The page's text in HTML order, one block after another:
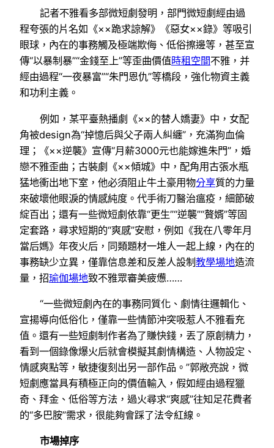
記者不雅看多部微短劇發明，部門微短劇經由過
程夸張的片名如《××跪求諒解》《惡女××錄》等吸引
眼球，內在的事務觸及極端欺侮、低俗擦邊等，甚至宣
傳“以暴制暴”“金錢至上”等歪曲價值時租空間不雅，并
經由過程“一夜暴富”“朱門恩仇”等橋段，強化物資主義
和功利主義。
例如，某平臺熱播劇《××的替人嬌妻》中，女配
角被design為“掉憶后與父子兩人糾纏”，充滿狗血倫
理；《××逆襲》宣傳“月薪3000元也能嫁進朱門”，婚
戀不雅歪曲；古裝劇《××傾城》中，配角用古張水瓶
猛地衝出地下室，他必須阻止牛土豪用物分享質的力量
來破壞他眼淚的情感純度。代手術刀醫治瘟疫，細節破
綻百出；還有一些微短劇依靠“更生”“逆襲”“贅婿”等固
定套路，尋求短期的“爽感”安慰，例如《我在八零年月
當后媽》年夜火后，同類題材一堆人一起上線，內在的
事務缺少立異，僅靠信息差和反差人設制教學場地造流
量，招瑜伽場地致不雅眾審美疲憊……
“一些微短劇內在的事務同質化、劇情往邏輯化、
宣揚導向低俗化，僅靠一些情節沖突吸惹人不雅看充
值。還有一些短劇制作者為了賺快錢，丟了原創精力，
看到一個錄像爆火后就會模擬其劇情構造、人物設定、
情感爽點等，敏捷復刻出另一部作品。”郭敞亮說，微
短劇應當具有積極正向的價值輸入，假如經由過程獵
奇、拜金、低俗等方法，過火尋求“爽感”往知足花費者
的“多巴胺”需求，很能夠會踩了法令紅線。
市場掉序